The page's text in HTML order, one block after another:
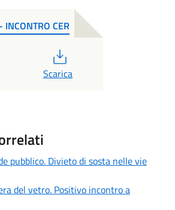
INCONTRO CER
Scarica
pubblico. Divieto di sosta nelle vie
del vetro. Positivo incontro a